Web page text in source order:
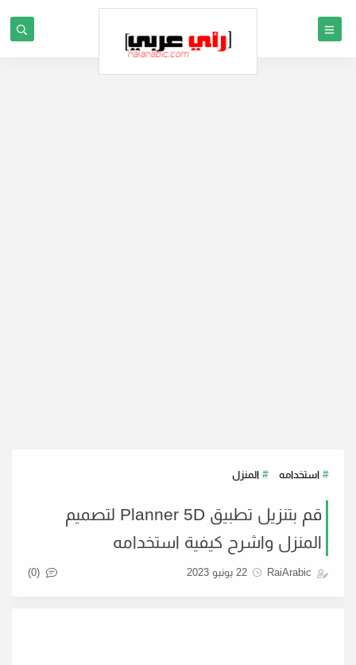
استخدامه المنزل
قم بتنزيل تطبيق Planner 5D لتصميم
المنزل واشرح كيفية استخدامه
RaiArabic 22 يونيو 2023 (0)